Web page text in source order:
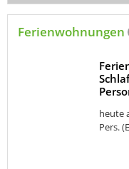
Ferienwohnungen
heute
Pers.